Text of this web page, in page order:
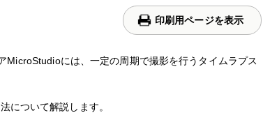
印刷用ページを表示
MicroStudioには、一定の周期で撮影を行うタイムラプス
について解説します。